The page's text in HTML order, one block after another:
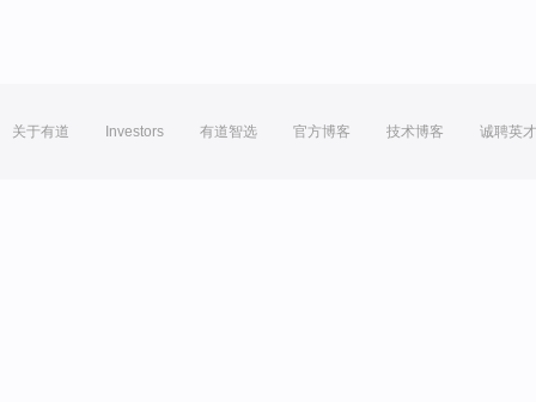
关于有道 Investors 有道智选 官方博客 技术博客 诚聘英才